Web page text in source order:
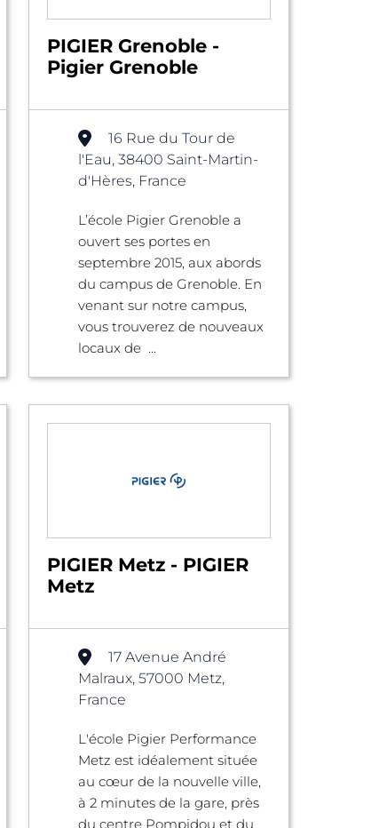
PIGIER Grenoble -
Pigier Grenoble
16 Rue du Tour de
l'Eau, 38400 Saint-Martin-
d'Hères, France
L’école Pigier Grenoble a
ouvert ses portes en
septembre 2015, aux abords
du campus de Grenoble. En
venant sur notre campus,
vous trouverez de nouveaux
locaux de ...
PIGIER Metz - PIGIER
Metz
17 Avenue André
Malraux, 57000 Metz,
France
L'école Pigier Performance
Metz est idéalement située
au cœur de la nouvelle ville,
à 2 minutes de la gare, près
du centre Pompidou et du